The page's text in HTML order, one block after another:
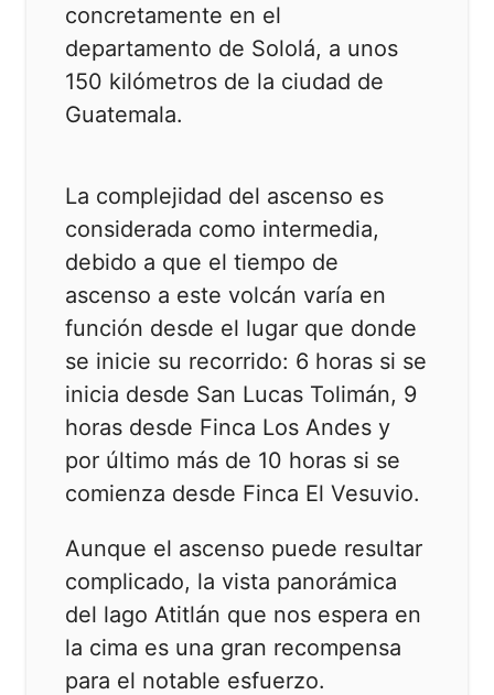
concretamente en el
departamento de Sololá, a unos
150 kilómetros de la ciudad de
Guatemala.
La complejidad del ascenso es
considerada como intermedia,
debido a que el tiempo de
ascenso a este volcán varía en
función desde el lugar que donde
se inicie su recorrido: 6 horas si se
inicia desde San Lucas Tolimán, 9
horas desde Finca Los Andes y
por último más de 10 horas si se
comienza desde Finca El Vesuvio.
Aunque el ascenso puede resultar
complicado, la vista panorámica
del lago Atitlán que nos espera en
la cima es una gran recompensa
para el notable esfuerzo.